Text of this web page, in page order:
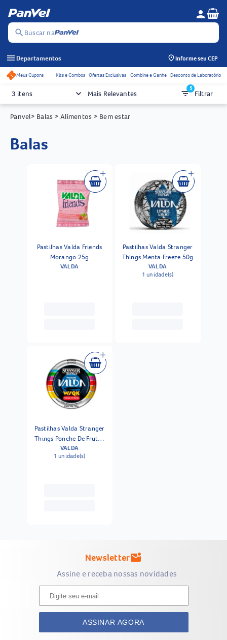
search Buscar na
Menu do
person
menu Departamentos Informe seu CEP
Acessos rápidos do cabeçalho
Meus Cupons Kits e Combos Ofertas Exclusivas Combine e Ganhe Desconto de Laboratório
3 itens keyboard_arrow_down Mais Relevantes filter_list5
Filtrar
Panvel> Balas > Alimentos > Bem estar
balas
Pastilhas Valda Friends
Morango 25g
VALDA
Pastilhas Valda Stranger
Things Menta Freeze 50g
VALDA
1 unidade(s)
Pastilhas Valda Stranger
Things Ponche De Frutas
50g
VALDA
1 unidade(s)
Newslettermark_email_unread
Assine e receba nossas novidades
ASSINAR AGORA